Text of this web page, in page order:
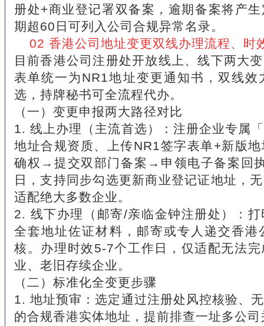
册处+商业登记署双备案，逾期备案将产
期超60日可列入公司合规异常名录。
02 香港公司地址变更双线办理流程、时
目前香港公司注册处开放线上、线下两大
表单统一为NR1地址变更通知书，双线效
选，持牌秘书可全流程代办。
（一）变更申报两大路径对比
1. 线上办理（主流首选）：注册企业专属
地址合规资质、上传NR1签字表单+新版
确权→提交双部门备案→申领电子备案回
日，支持同步勾选更新商业登记证地址，
适配绝大多数企业。
2. 线下办理（邮寄/亲临金钟注册处）：
全套地址佐证材料，邮寄或专人递交香港
核。办理时效5-7个工作日，仅适配无法
业、老旧存续企业。
（二）标准化全变更步骤
1. 地址预审：选定通过注册处风控核验、
的合规香港实体地址，提前排查一址多公